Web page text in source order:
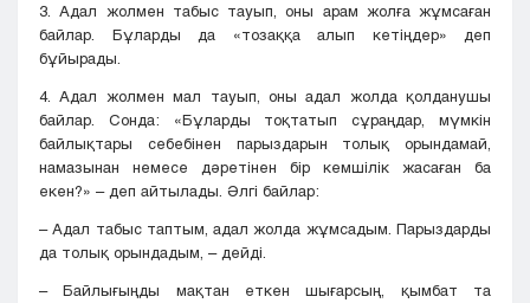
3. Адал жолмен табыс тауып, оны арам жолға жұмсаған
байлар. Бұларды да «тозаққа алып кетіңдер» деп
бұйырады.
4. Адал жолмен мал тауып, оны адал жолда қолданушы
байлар. Сонда: «Бұларды тоқтатып сұраңдар, мүмкін
байлықтары себебінен парыздарын толық орындамай,
намазынан немесе дәретінен бір кемшілік жасаған ба
екен?» – деп айтылады. Әлгі байлар:
– Адал табыс таптым, адал жолда жұмсадым. Парыздарды
да толық орындадым, – дейді.
– Байлығыңды мақтан еткен шығарсың, қымбат та